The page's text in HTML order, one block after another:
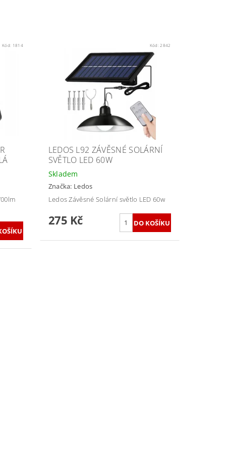
Kód: 1814 Kód:2842
LEDOS L92 ZÁVĚSNÉ SOLÁRNÍ
SVĚTLO LED 60W
Skladem
Značka: Ledos
Ledos Závěsné Solární světlo LED 60w
275 Kč